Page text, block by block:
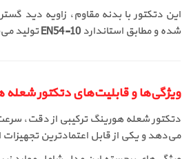
این دتکتور با بدنه مقاوم، زاویه دید
شده و مطابق استانداردEN54-10تولید
ویژگی‌ها و قابلیت‌های دتکتور شعله
دتکتور شعله هورینگ ترکیبی از دقت،
می‌دهد و یکی از قابل اعتمادترین